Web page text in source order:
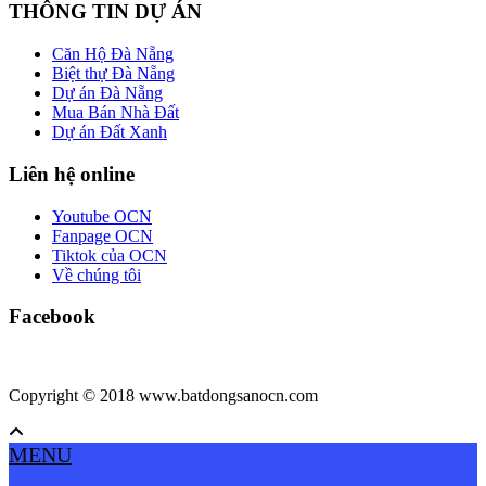
THÔNG TIN DỰ ÁN
Căn Hộ Đà Nẵng
Biệt thự Đà Nẵng
Dự án Đà Nẵng
Mua Bán Nhà Đất
Dự án Đất Xanh
Liên hệ online
Youtube OCN
Fanpage OCN
Tiktok của OCN
Về chúng tôi
Facebook
Copyright © 2018 www.batdongsanocn.com
MENU